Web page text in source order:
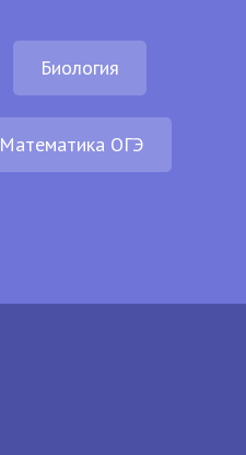
Биология
Математика ОГЭ